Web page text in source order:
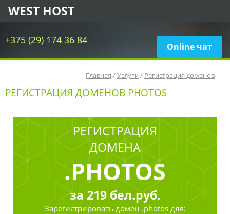
+375 (29) 174 36 84
Online чат
WEST HOST
Главная /Услуги / Регистрация доменов
РЕГИСТРАЦИЯ ДОМЕНОВ PHOTOS
РЕГИСТРАЦИЯ
ДОМЕНА
.PHOTOS
за 219бел.руб.
Зарегистрировать домен .photos для: